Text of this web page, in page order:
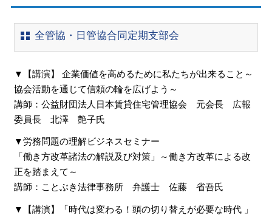
全管協・日管協合同定期支部会
▼【講演】 企業価値を高めるために私たちが出来ること～
協会活動を通じて信頼の輪を広げよう～
講師：公益財団法人日本賃貸住宅管理協会 元会長 広報
委員長 北澤 艶子氏
▼労務問題の理解ビジネスセミナー
「働き方改革諸法の解説及び対策」～働き方改革による改
正を踏まえて～
講師：ことぶき法律事務所 弁護士 佐藤 省吾氏
▼【講演】「時代は変わる！頭の切り替えが必要な時代 」